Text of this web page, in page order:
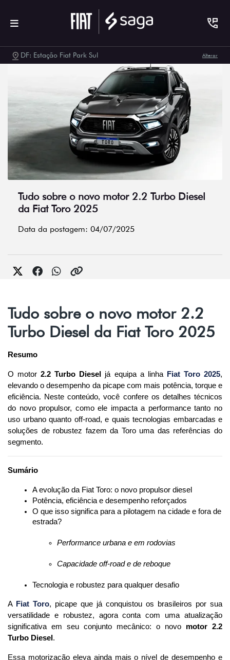
DF: Estação Fiat Park Sul Alterar
Tudo sobre o novo motor 2.2 Turbo Diesel
da Fiat Toro 2025
Data da postagem: 04/07/2025
Tudo sobre o novo motor 2.2
Turbo Diesel da Fiat Toro 2025
Resumo
O motor 2.2 Turbo Diesel já equipa a linha Fiat Toro 2025,
elevando o desempenho da picape com mais potência, torque e
eficiência. Neste conteúdo, você confere os detalhes técnicos
do novo propulsor, como ele impacta a performance tanto no
uso urbano quanto off-road, e quais tecnologias embarcadas e
soluções de robustez fazem da Toro uma das referências do
segmento.
Sumário
A evolução da Fiat Toro: o novo propulsor diesel
Potência, eficiência e desempenho reforçados
O que isso significa para a pilotagem na cidade e fora de
estrada?
Performance urbana e em rodovias
Capacidade off-road e de reboque
Tecnologia e robustez para qualquer desafio
A Fiat Toro, picape que já conquistou os brasileiros por sua
versatilidade e robustez, agora conta com uma atualização
significativa em seu conjunto mecânico: o novo motor 2.2
Turbo Diesel .
Essa motorização eleva ainda mais o nível de desempenho e